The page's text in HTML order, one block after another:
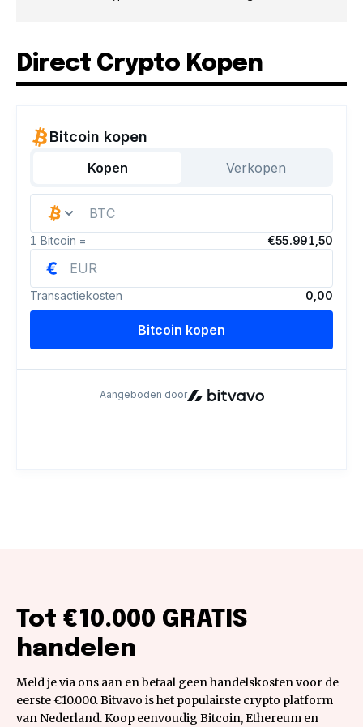
Direct Crypto Kopen
Tot €10.000 GRATIS
handelen
Meld je via ons aan en betaal geen handelskosten voor de
eerste €10.000. Bitvavo is het populairste crypto platform
van Nederland. Koop eenvoudig Bitcoin, Ethereum en